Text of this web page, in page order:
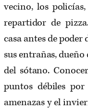
vecino, los
repartidor de
casa antes de
sus entrañas,
del sótano.
puntos débiles
amenazas y el